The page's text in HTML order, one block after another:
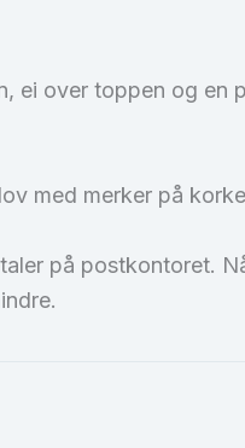
ei over toppen og
med merker på
på postkontoret.